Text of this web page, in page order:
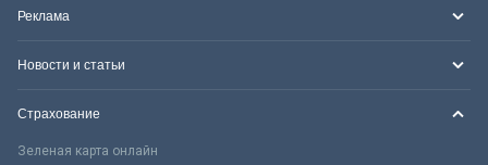
Реклама
Новости и статьи
Страхование
Зеленая карта онлайн